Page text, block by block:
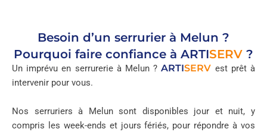
Besoin d’un serrurier à Melun ?
Pourquoi faire confiance à ARTISERV ?
Un imprévu en serrurerie à Melun ?ARTISERV est prêt à
intervenir pour vous.
Nos serruriers à Melun sont disponibles jour et nuit, y
compris les week-ends et jours fériés, pour répondre à vos